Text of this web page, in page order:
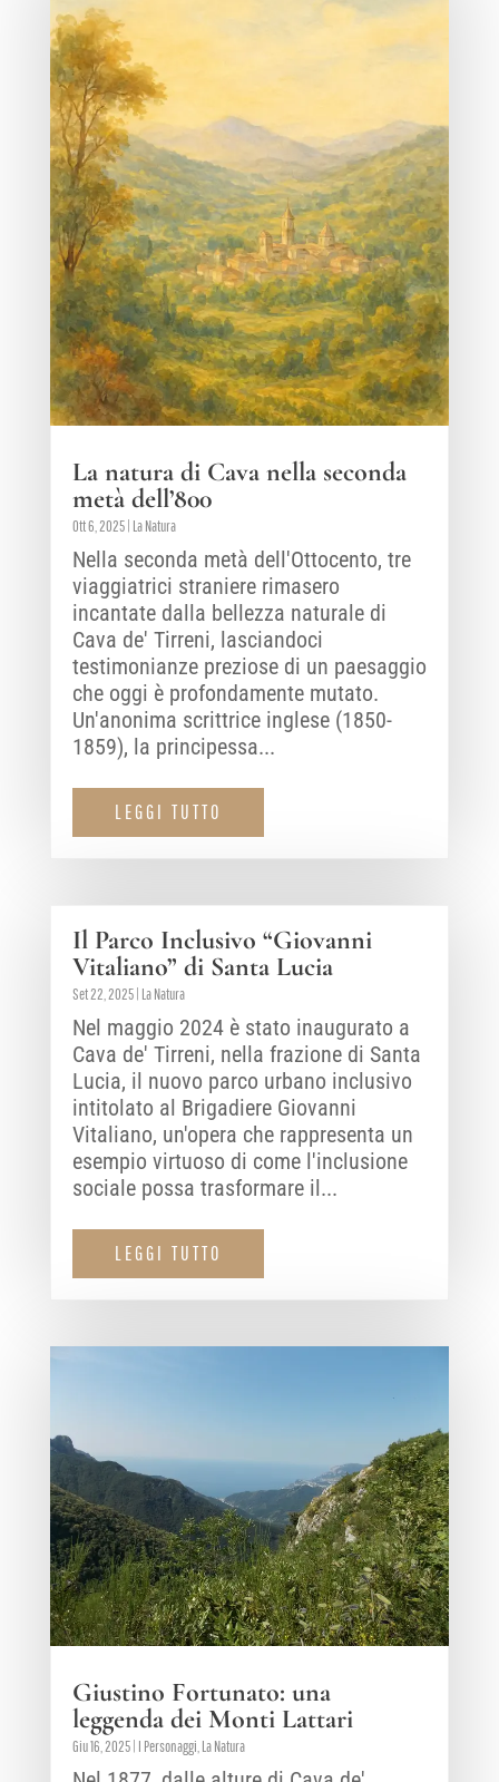
La natura di Cava nella seconda
metà dell’800
Ott 6, 2025| La Natura
Nella seconda metà dell'Ottocento, tre
viaggiatrici straniere rimasero
incantate dalla bellezza naturale di
Cava de' Tirreni, lasciandoci
testimonianze preziose di un paesaggio
che oggi è profondamente mutato.
Un'anonima scrittrice inglese (1850-
1859), la principessa...
LEGGI TUTTO
Il Parco Inclusivo “Giovanni
Vitaliano” di Santa Lucia
Set 22, 2025| La Natura
Nel maggio 2024 è stato inaugurato a
Cava de' Tirreni, nella frazione di Santa
Lucia, il nuovo parco urbano inclusivo
intitolato al Brigadiere Giovanni
Vitaliano, un'opera che rappresenta un
esempio virtuoso di come l'inclusione
sociale possa trasformare il...
LEGGI TUTTO
Giustino Fortunato: una
leggenda dei Monti Lattari
Giu 16, 2025| I Personaggi La Natura